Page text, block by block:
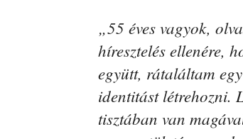
„55 éves vagyok,
híresztelés ellenére,
együtt, rátaláltam
identitást létrehozni.
tisztában van